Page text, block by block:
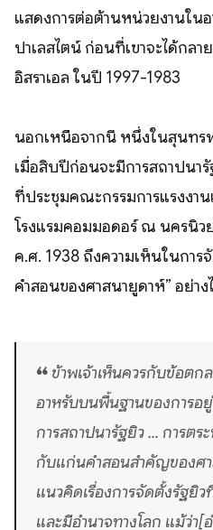
แสดงการต่อต้านหน่วยงานใน
ปาเลสไตน์ ก่อนที่เขาจะได้กล
อิสราเอล ในปี 1997-1983
นอกเหนือจากนี้ หนึ่งในสุนทร
เมื่อสิบปีก่อนจะมีการสถาปนารั
ที่ประชุมคณะกรรมการแรงงา
โรงแรมคอมมอดอร์ ณ นครนิว
ค.ศ. 1938 ถึงความเห็นในกา
คำสอนของศาสนายูดาห์” อย่าง
❝ ข้าพเจ้าเห็นควรกับข้อต
อาหรับบนพื้นฐานของการอ
การสถาปนารัฐยิว ... การตร
กับแก่นคำสอนสำคัญของศ
แนวคิดเรื่องการจัดตั้งรัฐยิ
และมีอำนาจทางโลก แม้ว่า